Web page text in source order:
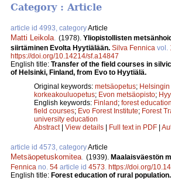
Category : Article
article id 4993, categoryArticle
Matti Leikola (1978). Yliopistollisten
siirtäminen Evolta Hyytiälään. Silva Fennica vol.
https://doi.org/10.14214/sf.a14847
English title: Transfer of the field courses in
of Helsinki, Finland, from Evo to Hyytiälä.
Original keywords: metsäopetus;
korkeakouluopetus; Evon metsäopisto;
English keywords: Finland; forest education
field courses; Evo Forest Institute; Forest
university education
Abstract| View details | Full text in PDF |
article id 4573, categoryArticle
Metsäopetuskomitea (1939). Maalaisväestön
Fennica no. 54 article id 4573 https://doi.org/
English title: Forest education of rural population.